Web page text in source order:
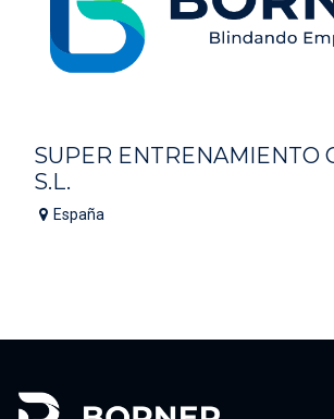
SUPER ENTRENAMIENTO
S.L.
España